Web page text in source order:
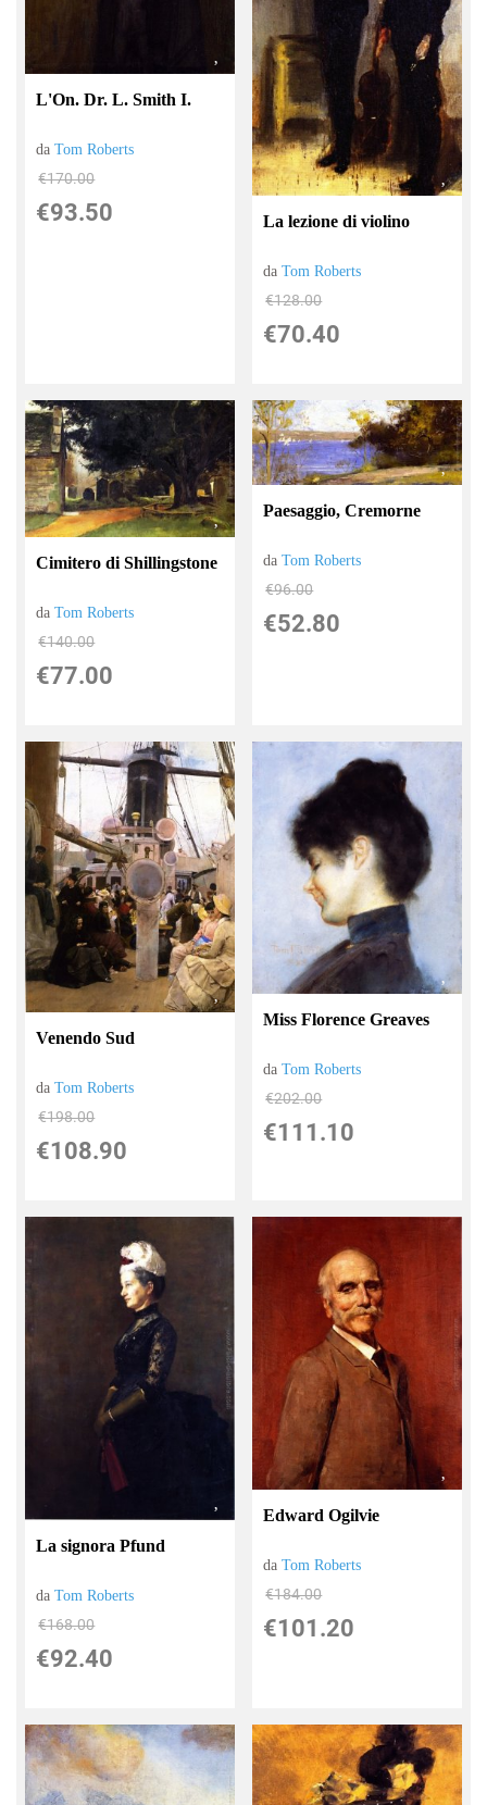
L'On. Dr. L. Smith I.
daTom Roberts
€170.00
€93.50 La lezione di violino
daTom Roberts
€128.00
€70.40
Cimitero di Shillingstone
daTom Roberts
€140.00
€77.00
Paesaggio, Cremorne
daTom Roberts
€96.00
€52.80
Venendo Sud
daTom Roberts
€198.00
€108.90
Miss Florence Greaves
daTom Roberts
€202.00
€111.10
La signora Pfund
daTom Roberts
€168.00
€92.40
Edward Ogilvie
daTom Roberts
€184.00
€101.20